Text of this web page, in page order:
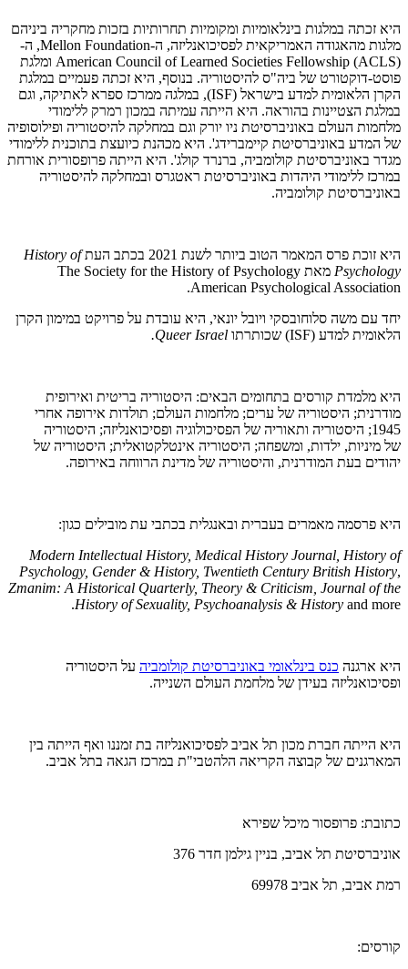
היא זכתה במלגות בינלאומיות ומקומיות תחרותיות בזכות מחקריה ביניהם
מלגות מהאגודה האמריקאית לפסיכואנליזה, ה-Mellon Foundation, ה-
(ACLS) American Council of Learned Societies Fellowship ומלגת
פוסט-דוקטורט של ביה"ס להיסטוריה. בנוסף, היא זכתה פעמיים במלגת
הקרן הלאומית למדע בישראל (ISF), במלגה ממרכז ספרא לאתיקה, וגם
במלגת הצטיינות בהוראה. היא הייתה עמיתה במכון רמרק ללימודי
מלחמות העולם באוניברסיטת ניו יורק וגם במחלקה להיסטוריה ופילוסופיה
של המדע באוניברסיטת קיימברידג'. היא מכהנת כיועצת בתוכנית ללימודי
מגדר באוניברסיטת קולומביה, ברנרד קולג'. היא הייתה פרופסורית אורחת
במרכז ללימודי היהדות באוניברסיטת ראטגרס ובמחלקה להיסטוריה
באוניברסיטת קולומביה.
היא זוכת פרס המאמר הטוב ביותר לשנת 2021 בכתב העת
History of
Psychology
מאת The Society for the History of Psychology
American Psychological Association.
יחד עם משה סלוחובסקי ויובל יונאי, היא עובדת על פרויקט במימון הקרן
הלאומית למדע (ISF) שכותרתו
Queer Israel.
היא מלמדת קורסים בתחומים הבאים: היסטוריה בריטית ואירופית
מודרנית; היסטוריה של ערים; מלחמות העולם; תולדות אירופה אחרי
1945; היסטוריה ותאוריה של הפסיכולוגיה ופסיכואנליזה; היסטוריה
של מיניות, ילדות, ומשפחה; היסטוריה אינטלקטואלית; היסטוריה של
יהודים בעת המודרנית, והיסטוריה של מדינת הרווחה באירופה.
היא פרסמה מאמרים בעברית ובאנגלית בכתבי עת מובילים כגון:
Modern Intellectual History, Medical History Journal, History of
Psychology, Gender & History, Twentieth Century British History,
Zmanim: A Historical Quarterly, Theory & Criticism, Journal of the
History of Sexuality, Psychoanalysis & History and more.
היא ארגנה כנס בינלאומי באוניברסיטת קולומביה על היסטוריה
ופסיכואנליזה בעידן של מלחמת העולם השנייה.
היא הייתה חברת מכון תל אביב לפסיכואנליזה בת זמננו ואף הייתה בין
המארגנים של קבוצה הקריאה הלהטבי"ת במרכז הגאה בתל אביב.
כתובת: פרופסור מיכל שפירא
אוניברסיטת תל אביב, בניין גילמן חדר 376
רמת אביב, תל אביב 69978
קורסים: